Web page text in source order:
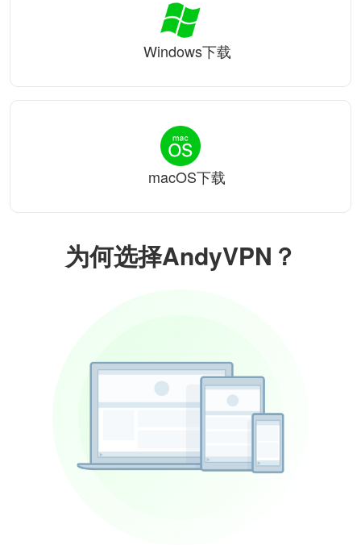
为何选择AndyVPN？
Windows下载
macOS下载